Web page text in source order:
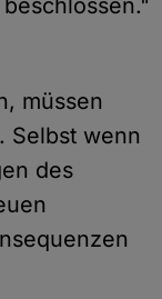
müssen
Selbst wenn
des